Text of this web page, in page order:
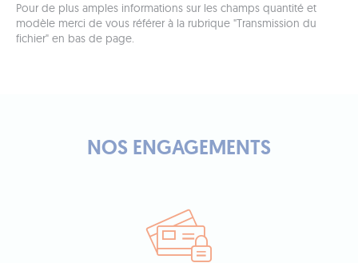
Pour de plus amples informations sur les champs quantité et
modèle merci de vous référer à la rubrique "Transmission du
fichier" en bas de page.
NOS ENGAGEMENTS